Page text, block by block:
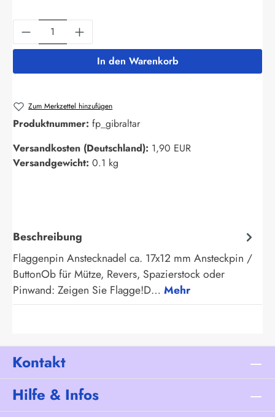
Produkt Anzahl: Gib den gewünschten
In den Warenkorb
Zum Merkzettel hinzufügen
Produktnummer: fp_gibraltar
Versandkosten (Deutschland): 1,90 EUR
Versandgewicht: 0.1 kg
Beschreibung
Flaggenpin Anstecknadel ca. 17x12 mm Ansteckpin /
ButtonOb für Mütze, Revers, Spazierstock oder
Pinwand: Zeigen Sie Flagge!D… Mehr
Kontakt
Hilfe & Infos